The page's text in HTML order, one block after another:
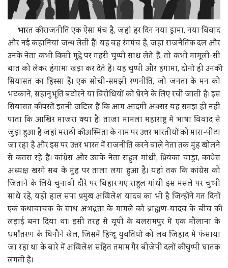
भारत की राजनीति एक ऐसा मंच है, जहां हर दिन नया ड्रामा, नया विवाद
और नई कहानियां जन्म लेती हैं। यह वह रंगमंच है, जहां राजनैतिक दल और
उनके नेता कभी किसी मुद्दे पर गहरी चुप्पी साध लेते हैं, तो कभी मामूली-सी
बात को लेकर हंगामा खड़ा कर देते हैं। यह चुप्पी और हंगामा, दोनों ही उनकी
सियासत का हिस्सा हैं। एक सोची-समझी रणनीति, जो जनता के मन को
भटकाने, सहानुभूति बटोरने या विरोधियों को घेरने के लिए रची जाती है। इस
सियासत की परतें इतनी जटिल हैं कि आम आदमी अक्सर यह समझ ही नहीं
पाता कि आखिर माजरा क्या है। ताजा मामला महाराष्ट्र में भाषा विवाद से
जुड़ा हुआ है जहां मराठी की अस्मिता के नाम पर उत्तर भारतीयों को मारा-पीटा
जा रहा है और इस पर उत्तर भारत में राजनीति करने वाले नेता तक मुंह खोलने
से कतरा रहे हैं। कांग्रेस और उसके नेता राहुल गांधी, प्रियंका वाड्रा, कांग्रेस
अध्यक्ष खरगे सब के मुंह पर ताला लगा हुआ है। यहां तक कि कांग्रेस को
जिताने के लिये चुनावी दौरे पर बिहार गए राहुल गांधी इस मसले पर चुप्पी
साधे रहे, यही हाल सपा प्रमुख अखिलेश यादव का भी है जिन्होंने गत दिनों
एक कथावाचक के साथ अभद्रता के मामले को ब्राह्मण-यादव के बीच की
लड़ाई बना दिया था। इसी तरह से यूपी के बलरामपुर में एक मौलाना के
धर्मांतरण के घिनौने खेल, जिसमें हिन्दू युवतियों को लव जिहाद में फंसाया
जा रहा था के बारे में अखिलेश सहित तमाम गैर बीजेपी दलों की चुप्पी घातक
लगती है।